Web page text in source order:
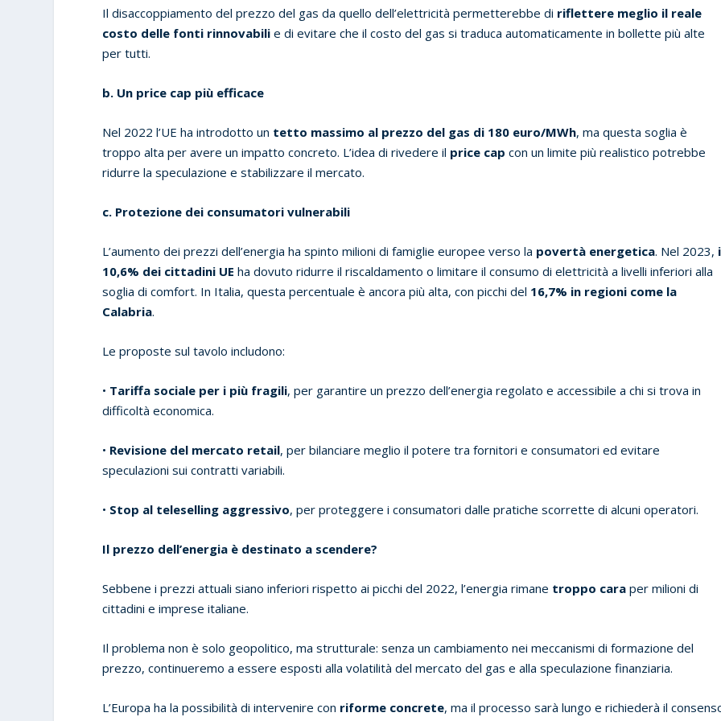
Il disaccoppiamento del prezzo del gas da quello dell’elettricità permetterebbe di riflettere meglio il reale
costo delle fonti rinnovabili e di evitare che il costo del gas si traduca automaticamente in bollette più alte
per tutti.
b. Un price cap più efficace
Nel 2022 l’UE ha introdotto un tetto massimo al prezzo del gas di 180 euro/MWh, ma questa soglia è
troppo alta per avere un impatto concreto. L’idea di rivedere il price cap con un limite più realistico potrebbe
ridurre la speculazione e stabilizzare il mercato.
c. Protezione dei consumatori vulnerabili
L’aumento dei prezzi dell’energia ha spinto milioni di famiglie europee verso la povertà energetica. Nel 2023,
10,6% dei cittadini UE ha dovuto ridurre il riscaldamento o limitare il consumo di elettricità a livelli inferiori alla
soglia di comfort. In Italia, questa percentuale è ancora più alta, con picchi del 16,7% in regioni come la
Calabria.
Le proposte sul tavolo includono:
• Tariffa sociale per i più fragili, per garantire un prezzo dell’energia regolato e accessibile a chi si trova in
difficoltà economica.
• Revisione del mercato retail, per bilanciare meglio il potere tra fornitori e consumatori ed evitare
speculazioni sui contratti variabili.
• Stop al teleselling aggressivo, per proteggere i consumatori dalle pratiche scorrette di alcuni operatori.
Il prezzo dell’energia è destinato a scendere?
Sebbene i prezzi attuali siano inferiori rispetto ai picchi del 2022, l’energia rimane troppo cara per milioni di
cittadini e imprese italiane.
Il problema non è solo geopolitico, ma strutturale: senza un cambiamento nei meccanismi di formazione del
prezzo, continueremo a essere esposti alla volatilità del mercato del gas e alla speculazione finanziaria.
L’Europa ha la possibilità di intervenire con riforme concrete, ma il processo sarà lungo e richiederà il